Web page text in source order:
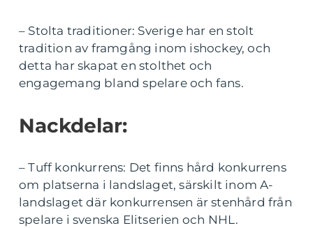
– Stolta traditioner: Sverige har en stolt
tradition av framgång inom ishockey, och
detta har skapat en stolthet och
engagemang bland spelare och fans.
Nackdelar:
– Tuff konkurrens: Det finns hård konkurrens
om platserna i landslaget, särskilt inom A-
landslaget där konkurrensen är stenhård från
spelare i svenska Elitserien och NHL.